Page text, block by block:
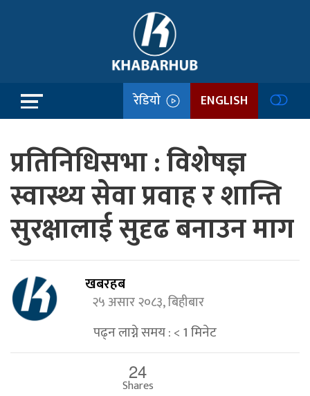
रेडियो ENGLISH
प्रतिनिधिसभा : विशेषज्ञ
स्वास्थ्य सेवा प्रवाह र शान्ति
सुरक्षालाई सुदृढ बनाउन माग
खबरहब
२५ असार २०८३, बिहीबार
पढ्न लाग्ने समय :< 1मिनेट
24
Shares